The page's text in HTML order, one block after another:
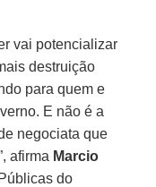
vai potencializar
destruição
para quem e
E não é a
negociata que
afirma Marcio
do